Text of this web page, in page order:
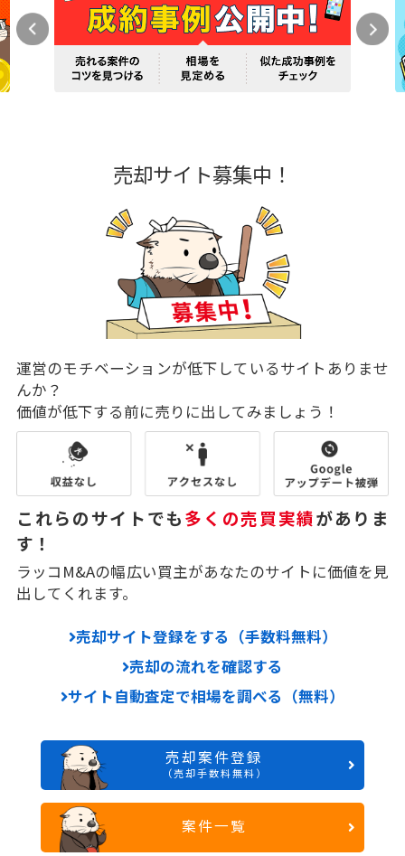
売却サイト募集中！
運営のモチベーションが低下しているサイトありませ
んか？
価値が低下する前に売りに出してみましょう！
これらのサイトでも多くの売買実績がありま
す！
ラッコM&Aの幅広い買主があなたのサイトに価値を見
出してくれます。
売却サイト登録をする（手数料無料）
売却の流れを確認する
サイト自動査定で相場を調べる（無料）
売却案件登録
（売却手数料無料）
案件一覧